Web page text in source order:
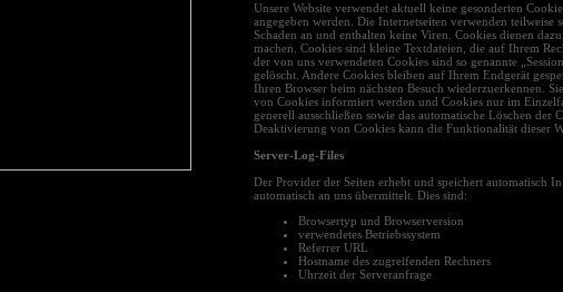
Unsere Website verwendet aktuell keine gesonderten
angegeben werden. Die Internetseiten verwenden
Schaden an und enthalten keine Viren. Cookies dienen
machen. Cookies sind kleine Textdateien, die auf Ihrem
der von uns verwendeten Cookies sind so genannte
gelöscht. Andere Cookies bleiben auf Ihrem Endgerät
Ihren Browser beim nächsten Besuch wiederzuerkennen.
von Cookies informiert werden und Cookies nur im
generell ausschließen sowie das automatische Löschen
Deaktivierung von Cookies kann die Funktionalität dieser
Server-Log-Files
Der Provider der Seiten erhebt und speichert automatisch
automatisch an uns übermittelt. Dies sind:
Browsertyp und Browserversion
verwendetes Betriebssystem
Referrer URL
Hostname des zugreifenden Rechners
Uhrzeit der Serveranfrage